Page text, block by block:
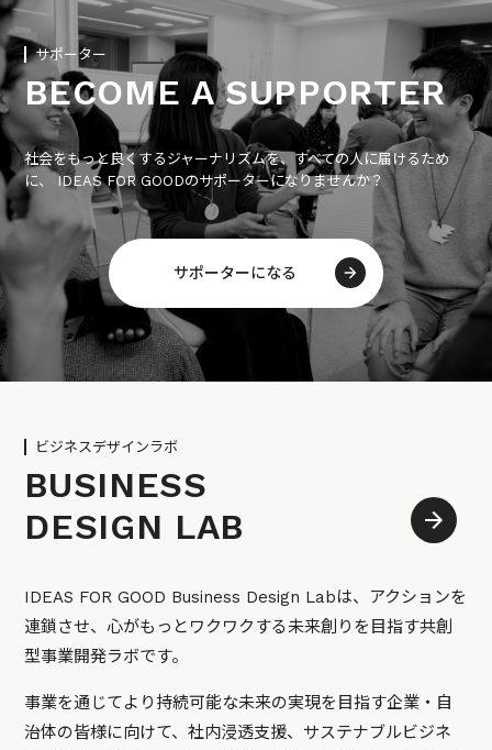
サポーター
BECOME A SUPPORTER
社会をもっと良くするジャーナリズムを、すべての人に届けるため
に、 IDEAS FOR GOODのサポーターになりませんか？
サポーターになる
ビジネスデザインラボ
BUSINESS
DESIGN LAB
IDEAS FOR GOOD Business Design Labは、アクションを
連鎖させ、心がもっとワクワクする未来創りを目指す共創
型事業開発ラボです。
事業を通じてより持続可能な未来の実現を目指す企業・自
治体の皆様に向けて、社内浸透支援、サステナブルビジネ